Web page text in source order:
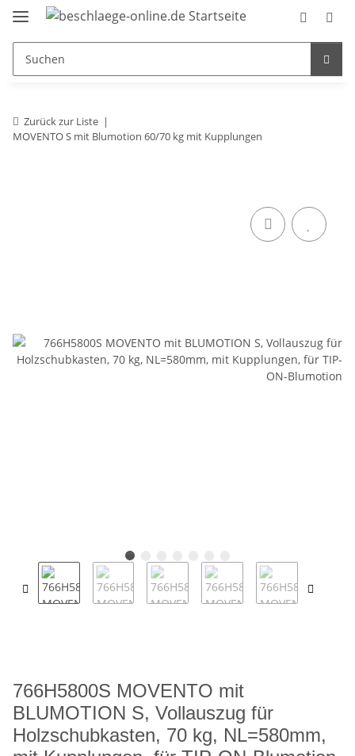
Zurück zur Liste
MOVENTO S mit Blumotion 60/70 kg mit Kupplungen
766H5800S MOVENTO mit
BLUMOTION S, Vollauszug für
Holzschubkasten, 70 kg, NL=580mm,